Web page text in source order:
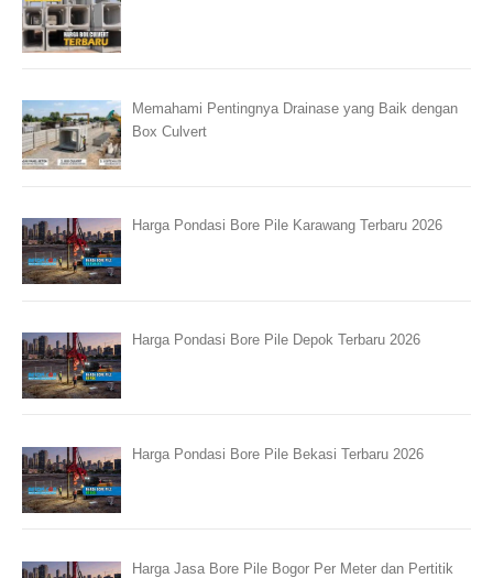
Memahami Pentingnya Drainase yang Baik dengan
Box Culvert
Harga Pondasi Bore Pile Karawang Terbaru 2026
Harga Pondasi Bore Pile Depok Terbaru 2026
Harga Pondasi Bore Pile Bekasi Terbaru 2026
Harga Jasa Bore Pile Bogor Per Meter dan Pertitik